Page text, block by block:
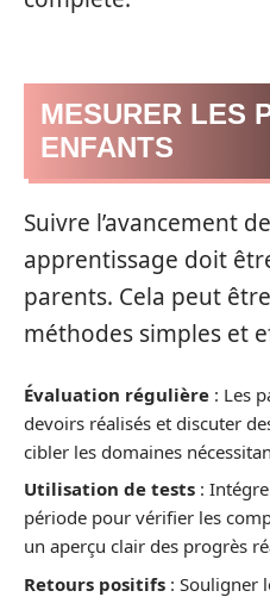
MESURER LES
ENFANTS
Suivre l’avancement
apprentissage doit
parents. Cela peut
méthodes simples et
Évaluation régulière : Les
devoirs réalisés et discuter
cibler les domaines
Utilisation de tests :
période pour vérifier les
un aperçu clair des progrès
Retours positifs : Souligner